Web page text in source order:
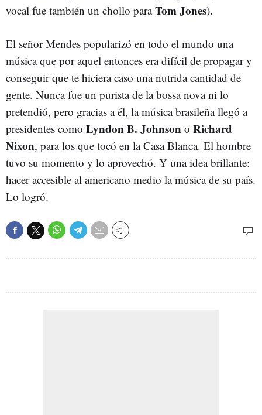
vocal fue también un chollo paraTom Jones).
El señor Mendes popularizó en todo el mundo una
música que por aquel entonces era difícil de propagar y
conseguir que te hiciera caso una nutrida cantidad de
gente. Nunca fue un purista de la bossa nova ni lo
pretendió, pero gracias a él, la música brasileña llegó a
presidentes como Lyndon B. Johnson o Richard
Nixon, para los que tocó en la Casa Blanca. El hombre
tuvo su momento y lo aprovechó. Y una idea brillante:
hacer accesible al americano medio la música de su país.
Lo logró.